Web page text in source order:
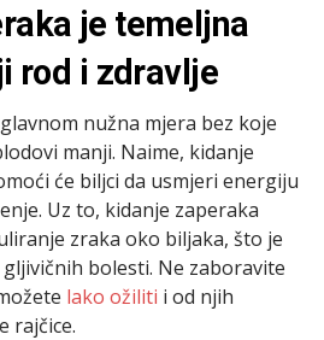
je temeljna
rod i zdravlje
nužna mjera bez koje
manji. Naime, kidanje
će biljci da usmjeri energiju
Uz to, kidanje zaperaka
zraka oko biljaka, što je
bolesti. Ne zaboravite
lako ožiliti i od njih
rajčice.